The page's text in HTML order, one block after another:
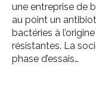
une entreprise de
au point un
bactéries à
résistantes. La
phase d’essais…